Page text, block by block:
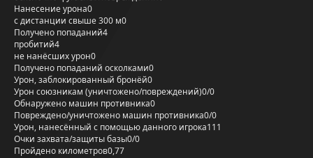
Нанесение урона0
с дистанции свыше 300 м0
Получено попаданий4
пробитий4
не нанёсших урон0
Получено попаданий осколками0
Урон, заблокированный бронёй0
Урон союзникам (уничтожено/повреждений)0/0
Обнаружено машин противника0
Повреждено/уничтожено машин противника0/0
Урон, нанесённый с помощью данного игрока111
Очки захвата/защиты базы0/0
Пройдено километров0,77